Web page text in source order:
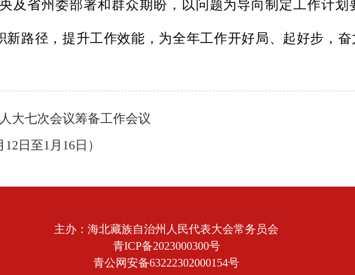
及省州委部署和群众期盼，以问题为导向制定工作计
路径，提升工作效能，为全年工作开好局、起好步，奋
大七次会议筹备工作会议
日至1月16日）
主办：海北藏族自治州人民代表大会常务员会
青ICP备2023000300号
青公网安备63222302000154号